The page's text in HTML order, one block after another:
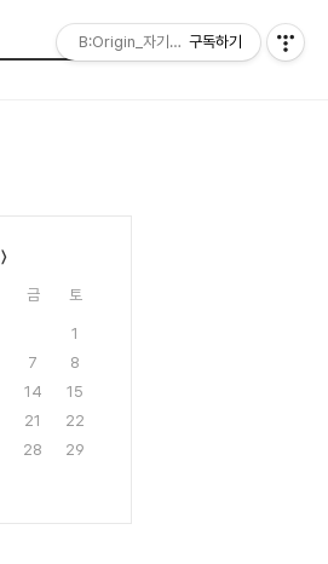
금 토
1
7
8
14
15
21
22
28
29
B:Origin_자기다움을 디자인합니다
구독하기